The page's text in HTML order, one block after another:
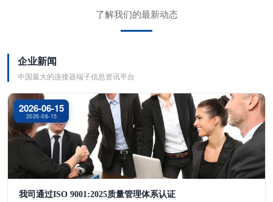
了解我们的最新动态
企业新闻
中国最大的连接器端子信息资讯平台
2026-06-15
2026-06-15
我司通过ISO 9001:2025质量管理体系认证